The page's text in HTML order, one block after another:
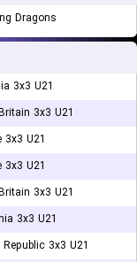
Dragons
3x3 U21
3x3 U21
3x3 U21
3x3 U21
3x3 U21
3x3 U21
3x3 U21